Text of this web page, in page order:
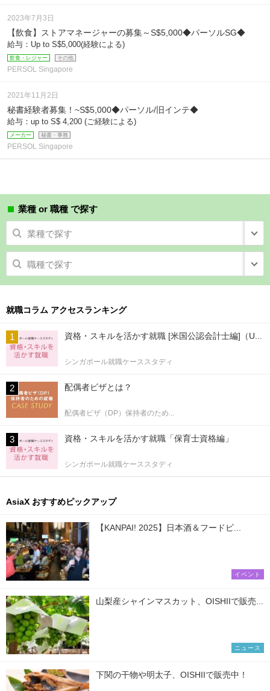
【飲食】ストアマネージャーの募集～S$5,000◆パーソルSG◆
給与：Up to S$5,000(経験による)
飲食・レジャー その他
2023年7月3日
PERSOL Singapore
秘書経験者募集！~S$5,000◆パーソル/旧インテ◆
給与：up to S$ 4,200 (ご経験による)
メーカー 秘書・事務
2021年11月2日
PERSOL Singapore
業種 or 職種 で探す
業種で探す
職種で探す
就職コラム アクセスランキング
資格・スキルを活かす就職 [米国公認会計士編]（U...
シンガポール就職ケーススタディ
配偶者ビザとは？
配偶者ビザ（DP）保持者のため...
資格・スキルを活かす就職「保育士資格編」
シンガポール就職ケーススタディ
AsiaX おすすめピックアップ
【KANPAI! 2025】日本酒＆フードビ...
イベント
山梨産シャインマスカット、OISHIIで販売...
ニュース
下関の干物や明太子、OISHIIで販売中！